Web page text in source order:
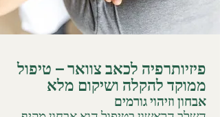
פיזיותרפיה לכאב צוואר – טיפול
ממוקד להקלה ושיקום מלא
אבחון וזיהוי גורמים